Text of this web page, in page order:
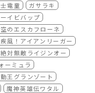
電童
ガサラキ
イビバップ
のエスカフローネ
疾風！アイアンリーガー
絶対無敵ライジンオー
ーミュラ
王グランゾート
魔神英雄伝ワタル